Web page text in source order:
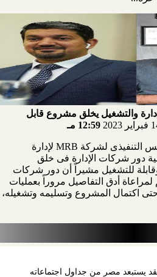
والتشغيل يخلق مشروع قابل
12:59 مـ
أكد المهندس محمد راشد الرئيس التنفيذى لشركة MRB لإدارة
دور شركات الإدارة فى خلق
للتشغيل مشيراً أن دور شركات
لمراعاة أدق التفاصيل مروراً بعمليات
وحتى اكتمال المشروع وتسليمه وتشغيله،
يستبعد مصر من جداول اجتماعاته